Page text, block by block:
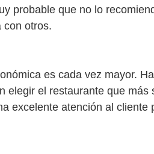
probable que no lo
con otros.
es cada vez mayor.
elegir el restaurante que más
excelente atención al cliente